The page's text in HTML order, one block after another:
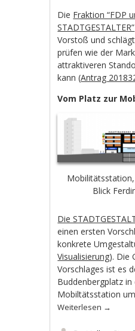
Die Fraktion “FDP
STADTGESTALTER”
Vorstoß und
prüfen wie der
attraktiveren
kann (Antrag
Vom Platz zur
Blick
Die
einen ersten
konkrete
Visualisierung). Die
Vorschlages ist es
Buddenbergplatz in
Mobiltätsstation
Weiterlesen →